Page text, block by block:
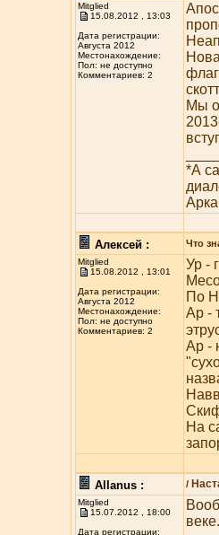
Mitglied
15.08.2012 , 13:03
Дата регистрации:
Августа 2012
Местонахождение:
Пол: не доступно
Комментариев: 2
Мы
*А
Алексей : Что
Mitglied
15.08.2012 , 13:01
Дата регистрации:
Августа 2012
Местонахождение:
Пол: не доступно
Комментариев: 2
Ур -
По
Ар -
Ар -
На
Allanus : /
Mitglied
15.07.2012 , 18:00
Дата регистрации:
веке.